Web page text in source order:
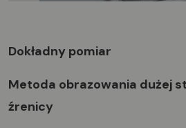
Dokładny pomiar
Metoda obrazowania dużej
źrenicy